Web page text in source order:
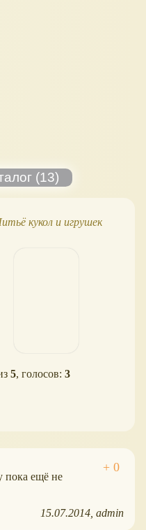
кукол и игрушек
5, голосов: 3
пока ещё не
15.07.2014 admin